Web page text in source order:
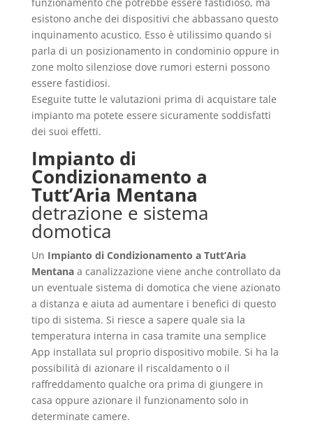
funzionamento che potrebbe essere fastidioso, ma
esistono anche dei dispositivi che abbassano questo
inquinamento acustico. Esso è utilissimo quando si
parla di un posizionamento in condominio oppure in
zone molto silenziose dove rumori esterni possono
essere fastidiosi.
Eseguite tutte le valutazioni prima di acquistare tale
impianto ma potete essere sicuramente soddisfatti
dei suoi effetti.
Impianto di
Condizionamento a
Tutt’Aria Mentana
detrazione e sistema
domotica
Un Impianto di Condizionamento a Tutt’Aria
Mentanaa canalizzazione viene anche controllato da
un eventuale sistema di domotica che viene azionato
a distanza e aiuta ad aumentare i benefici di questo
tipo di sistema. Si riesce a sapere quale sia la
temperatura interna in casa tramite una semplice
App installata sul proprio dispositivo mobile. Si ha la
possibilità di azionare il riscaldamento o il
raffreddamento qualche ora prima di giungere in
casa oppure azionare il funzionamento solo in
determinate camere.